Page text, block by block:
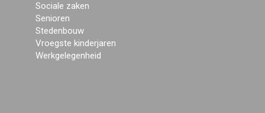
Sociale zaken
Senioren
Stedenbouw
Vroegste kinderjaren
Werkgelegenheid